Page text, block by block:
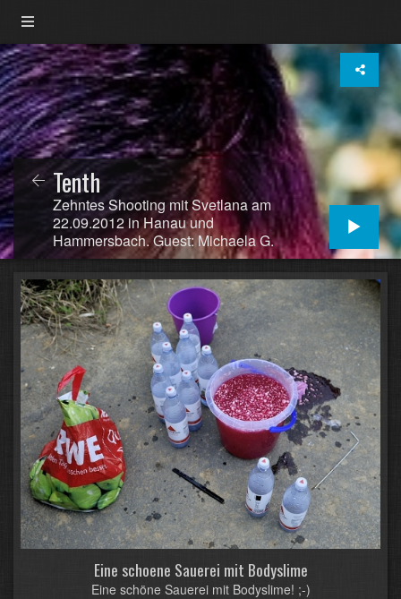
Tenth
Zehntes Shooting mit Svetlana am
22.09.2012 in Hanau und
Hammersbach. Guest: Michaela G.
Eine schoene Sauerei mit Bodyslime
Eine schöne Sauerei mit Bodyslime! ;-)